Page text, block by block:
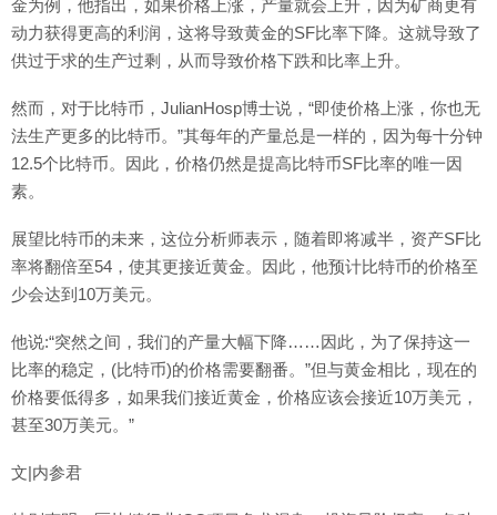
金为例，他指出，如果价格上涨，产量就会上升，因为矿商更有
动力获得更高的利润，这将导致黄金的SF比率下降。这就导致了
供过于求的生产过剩，从而导致价格下跌和比率上升。
然而，对于比特币，JulianHosp博士说，“即使价格上涨，你也无
法生产更多的比特币。”其每年的产量总是一样的，因为每十分钟
12.5个比特币。因此，价格仍然是提高比特币SF比率的唯一因
素。
展望比特币的未来，这位分析师表示，随着即将减半，资产SF比
率将翻倍至54，使其更接近黄金。因此，他预计比特币的价格至
少会达到10万美元。
他说:“突然之间，我们的产量大幅下降……因此，为了保持这一
比率的稳定，(比特币)的价格需要翻番。”但与黄金相比，现在的
价格要低得多，如果我们接近黄金，价格应该会接近10万美元，
甚至30万美元。”
文|内参君